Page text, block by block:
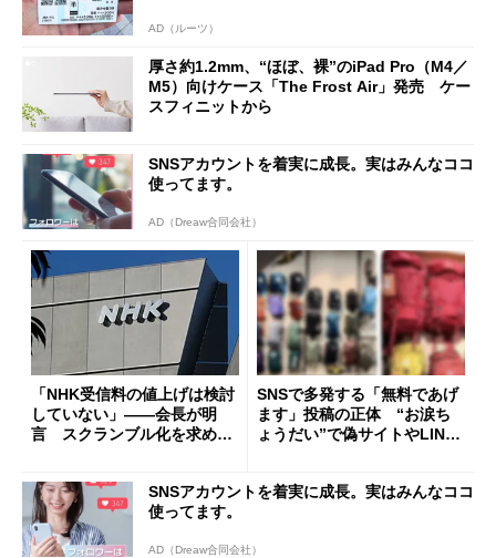
AD（ルーツ）
厚さ約1.2mm、“ほぼ、裸”のiPad Pro（M4／
M5）向けケース「The Frost Air」発売 ケー
スフィニットから
SNSアカウントを着実に成長。実はみんなココ
使ってます。
AD（Dreaw合同会社）
「NHK受信料の値上げは検討
していない」――会長が明
言 スクランブル化を求める
SNSで多発する「無料であげ
ます」投稿の正体 “お涙ち
ょうだい”で偽サイトやLINE
SNSアカウントを着実に成長。実はみんなココ
使ってます。
AD（Dreaw合同会社）